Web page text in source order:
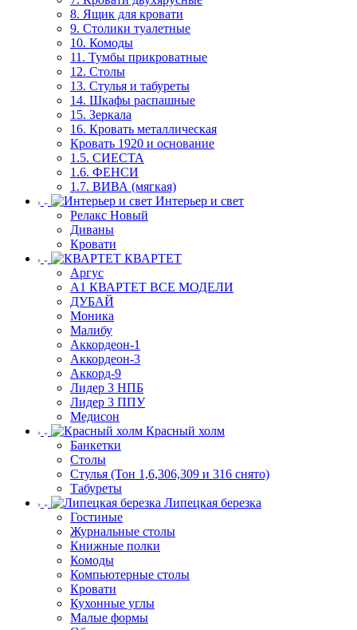
8. Ящик для кровати
9. Столики туалетные
10. Комоды
11. Тумбы прикроватные
12. Столы
13. Стулья и табуреты
14. Шкафы распашные
15. Зеркала
16. Кровать металлическая
Кровать 1920 и основание
1.5. СИЕСТА
1.6. ФЕНСИ
1.7. ВИВА (мягкая)
Интерьер и свет
Релакс Новый
Диваны
Кровати
КВАРТЕТ
Аргус
А1 КВАРТЕТ ВСЕ МОДЕЛИ
ДУБАЙ
Моника
Малибу
Аккордеон-1
Аккордеон-3
Аккорд-9
Лидер 3 НПБ
Лидер 3 ППУ
Медисон
Красный холм
Банкетки
Столы
Стулья (Тон 1,6,306,309 и 316 снято)
Табуреты
Липецкая березка
Гостиные
Журнальные столы
Книжные полки
Комоды
Компьютерные столы
Кровати
Кухонные углы
Малые формы